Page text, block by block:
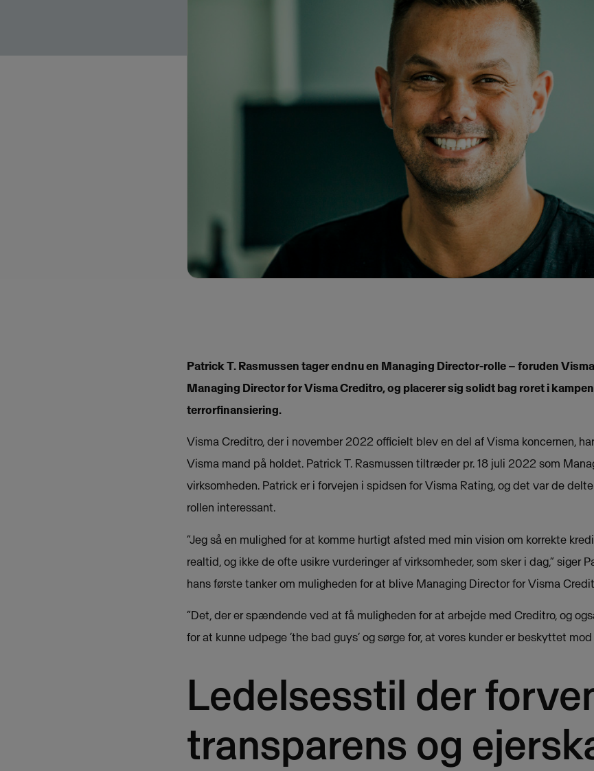
Patrick T. Rasmussen tager endnu en Managing Director-rolle – foruden
Managing Director for Visma Creditro, og placerer sig solidt bag roret i
terrorfinansiering.
Visma Creditro, der i november 2022 officielt blev en del af Visma koncernen,
Visma mand på holdet. Patrick T. Rasmussen tiltræder pr. 18 juli 2022 som
virksomheden. Patrick er i forvejen i spidsen for Visma Rating, og det var de
rollen interessant.
”Jeg så en mulighed for at komme hurtigt afsted med min vision om korrekte
realtid, og ikke de ofte usikre vurderinger af virksomheder, som sker i dag,” siger
hans første tanker om muligheden for at blive Managing Director for Visma
”Det, der er spændende ved at få muligheden for at arbejde med Creditro, og
for at kunne udpege ’the bad guys’ og sørge for, at vores kunder er beskyttet mod
Ledelsesstil der
transparens og